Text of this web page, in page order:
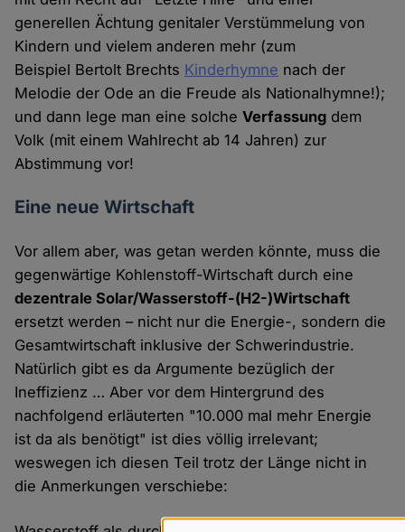
generellen Ächtung genitaler Verstümmelung von
Kindern und vielem anderen mehr (zum
Beispiel Bertolt Brechts Kinderhymne nach der
Melodie der Ode an die Freude als Nationalhymne!);
und dann lege man eine solcheVerfassung dem
Volk (mit einem Wahlrecht ab 14 Jahren) zur
Abstimmung vor!
Eine neue Wirtschaft
Vor allem aber, was getan werden könnte, muss die
gegenwärtige Kohlenstoff-Wirtschaft durch eine
dezentrale Solar/Wasserstoff-(H2-)Wirtschaft
ersetzt werden – nicht nur die Energie-, sondern die
Gesamtwirtschaft inklusive der Schwerindustrie.
Natürlich gibt es da Argumente bezüglich der
Ineffizienz … Aber vor dem Hintergrund des
nachfolgend erläuterten "10.000 mal mehr Energie
ist da als benötigt" ist dies völlig irrelevant;
weswegen ich diesen Teil trotz der Länge nicht in
die Anmerkungen verschiebe: